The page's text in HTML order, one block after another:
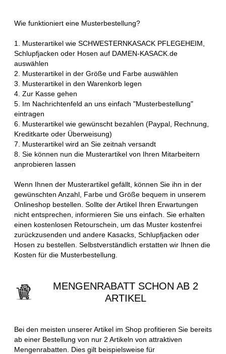
Wie funktioniert eine Musterbestellung?
1. Musterartikel wie SCHWESTERNKASACK PFLEGEHEIM,
Schlupfjacken oder Hosen auf DAMEN-KASACK.de
auswählen
2. Musterartikel in der Größe und Farbe auswählen
3. Musterartikel in den Warenkorb legen
4. Zur Kasse gehen
5. Im Nachrichtenfeld an uns einfach "Musterbestellung"
eintragen
6. Musterartikel wie gewünscht bezahlen (Paypal, Rechnung,
Kreditkarte oder Überweisung)
7. Musterartikel wird an Sie zeitnah versandt
8. Sie können nun die Musterartikel von Ihren Mitarbeitern
anprobieren lassen
Wenn Ihnen der Musterartikel gefällt, können Sie ihn in der
gewünschten Anzahl, Farbe und Größe bequem in unserem
Onlineshop bestellen. Sollte der Artikel Ihren Erwartungen
nicht entsprechen, informieren Sie uns einfach. Sie erhalten
einen kostenlosen Retourschein, um das Muster kostenfrei
zurückzusenden und andere Kasacks, Schlupfjacken oder
Hosen zu bestellen. Selbstverständlich erstatten wir Ihnen die
Kosten für die Musterbestellung.
MENGENRABATT SCHON AB 2
ARTIKEL
Bei den meisten unserer Artikel im Shop profitieren Sie bereits
ab einer Bestellung von nur 2 Artikeln von attraktiven
Mengenrabatten. Dies gilt beispielsweise für